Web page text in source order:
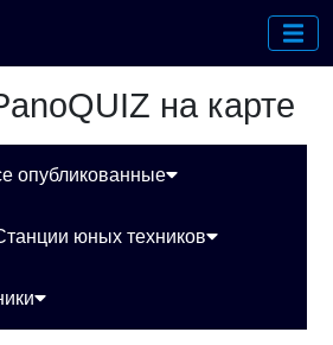
на карте
опубликованные
юных техников